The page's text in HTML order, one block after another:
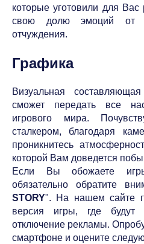
которые уготовили для Вас
свою долю эмоций от
отчуждения.
Графика
Визуальная
сможет передать все
игрового мира.
сталкером, благодаря
проникнитесь
которой Вам доведется
Если Вы обожаете
обязательно обратите
STORY". На нашем сайте
версия игры, где будут
отключение рекламы.
смартфоне и оцените